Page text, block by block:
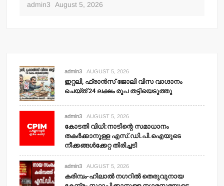
admin3 August 5, 2026
admin3 AUGUST 5, 2026
ഇറ്റലി, ഫ്രാന്‍സ് ജോലി വിസ വാഗ്ദാനം
ചെയ്ത് 24 ലക്ഷം രൂപ തട്ടിയെടുത്തു
admin3 AUGUST 5, 2026
കോടതി വിധി:നാടിന്റെ സമാധാനം
തകര്‍ക്കാനുള്ള എസ്.ഡി.പി.ഐയുടെ
നീക്കങ്ങള്‍ക്കേറ്റ തിരിച്ചടി
admin3 AUGUST 5, 2026
കരിമ്പം-ഹിലാല്‍ നഗറില്‍ തെരുവുനായ